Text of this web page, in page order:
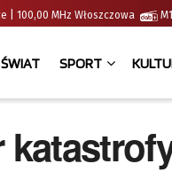
| 100,00 MHz Włoszczowa
SPORT